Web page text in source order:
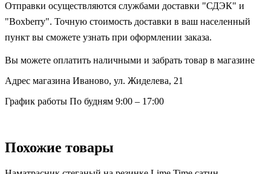
Отправки осуществляются службами доставки "СДЭК" и
"Boxberry". Точную стоимость доставки в ваш населенный
пункт вы сможете узнать при оформлении заказа.
Вы можете оплатить наличными и забрать товар в магазине
Адрес магазина Иваново, ул. Жиделева, 21
График работы По будням 9:00 – 17:00
Похожие товары